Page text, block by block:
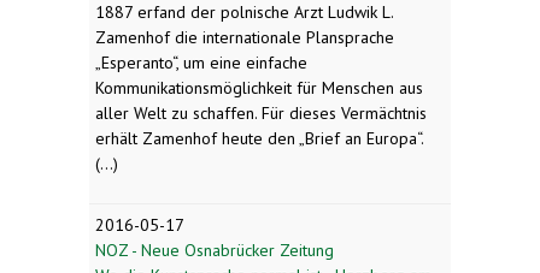
1887 erfand der polnische Arzt Ludwik L.
Zamenhof die internationale Plansprache
„Esperanto“, um eine einfache
Kommunikationsmöglichkeit für Menschen aus
aller Welt zu schaffen. Für dieses Vermächtnis
erhält Zamenhof heute den „Brief an Europa“.
(...)
2016-05-17
NOZ - Neue Osnabrücker Zeitung